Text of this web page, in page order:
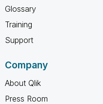
Glossary
Training
Support
Company
About Qlik
Press Room